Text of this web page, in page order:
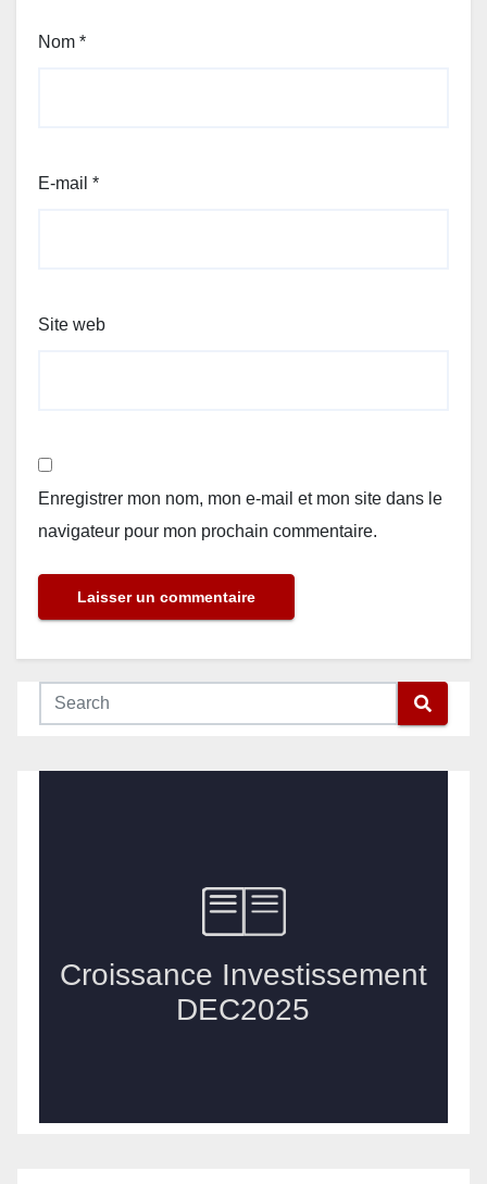
Nom *
E-mail *
Site web
Enregistrer mon nom, mon e-mail et mon site dans le
navigateur pour mon prochain commentaire.